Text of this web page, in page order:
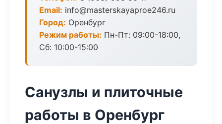
Email: info@masterskayaproe246.ru
Город: Оренбург
Режим работы: Пн-Пт: 09:00-18:00,
Сб: 10:00-15:00
Санузлы и плиточные
работы в Оренбург